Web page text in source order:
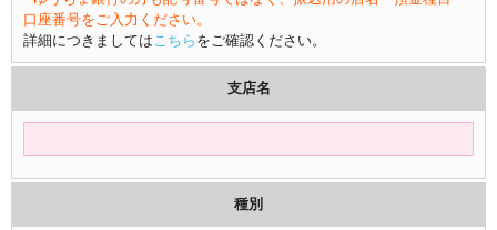
口座番号をご入力ください。
詳細につきましてはこちら をご確認ください。
支店名
種別